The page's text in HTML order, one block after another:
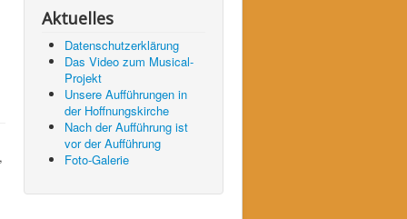
Aktuelles
Datenschutzerklärung
Das Video zum Musical-
Projekt
Unsere Aufführungen in
der Hoffnungskirche
Nach der Aufführung ist
vor der Aufführung
Foto-Galerie